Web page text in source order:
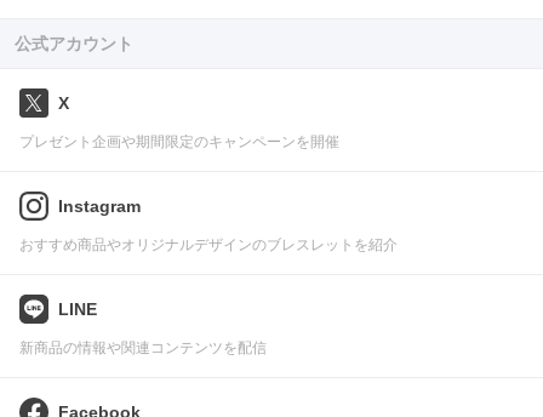
公式アカウント
X
プレゼント企画や期間限定のキャンペーンを開催
Instagram
おすすめ商品やオリジナルデザインのブレスレットを紹介
LINE
新商品の情報や関連コンテンツを配信
Facebook